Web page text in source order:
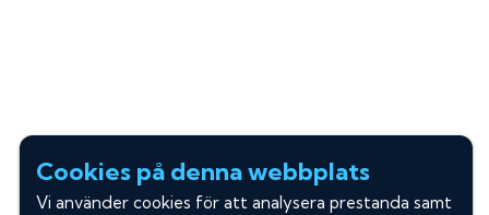
Cookies på denna webbplats
Vi använder cookies för att analysera prestanda samt